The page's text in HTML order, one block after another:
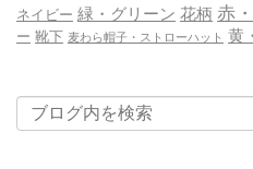
ネイビー 緑・グリーン 花柄 赤
ー 靴下 麦わら帽子・ストローハット 黄